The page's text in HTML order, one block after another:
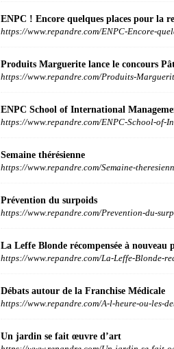
ENPC ! Encore quelques places pour la
https://www.repandre.com/ENPC-Encore-
Produits Marguerite lance le concours
https://www.repandre.com/Produits-
ENPC School of International
https://www.repandre.com/ENPC-School-of-
Semaine thérésienne
https://www.repandre.com/Semaine-
Prévention du surpoids
https://www.repandre.com/Prevention-du-
La Leffe Blonde récompensée à
https://www.repandre.com/La-Leffe-Blonde-
Débats autour de la Franchise Médicale
https://www.repandre.com/A-l-heure-ou-les-
Un jardin se fait œuvre d’art